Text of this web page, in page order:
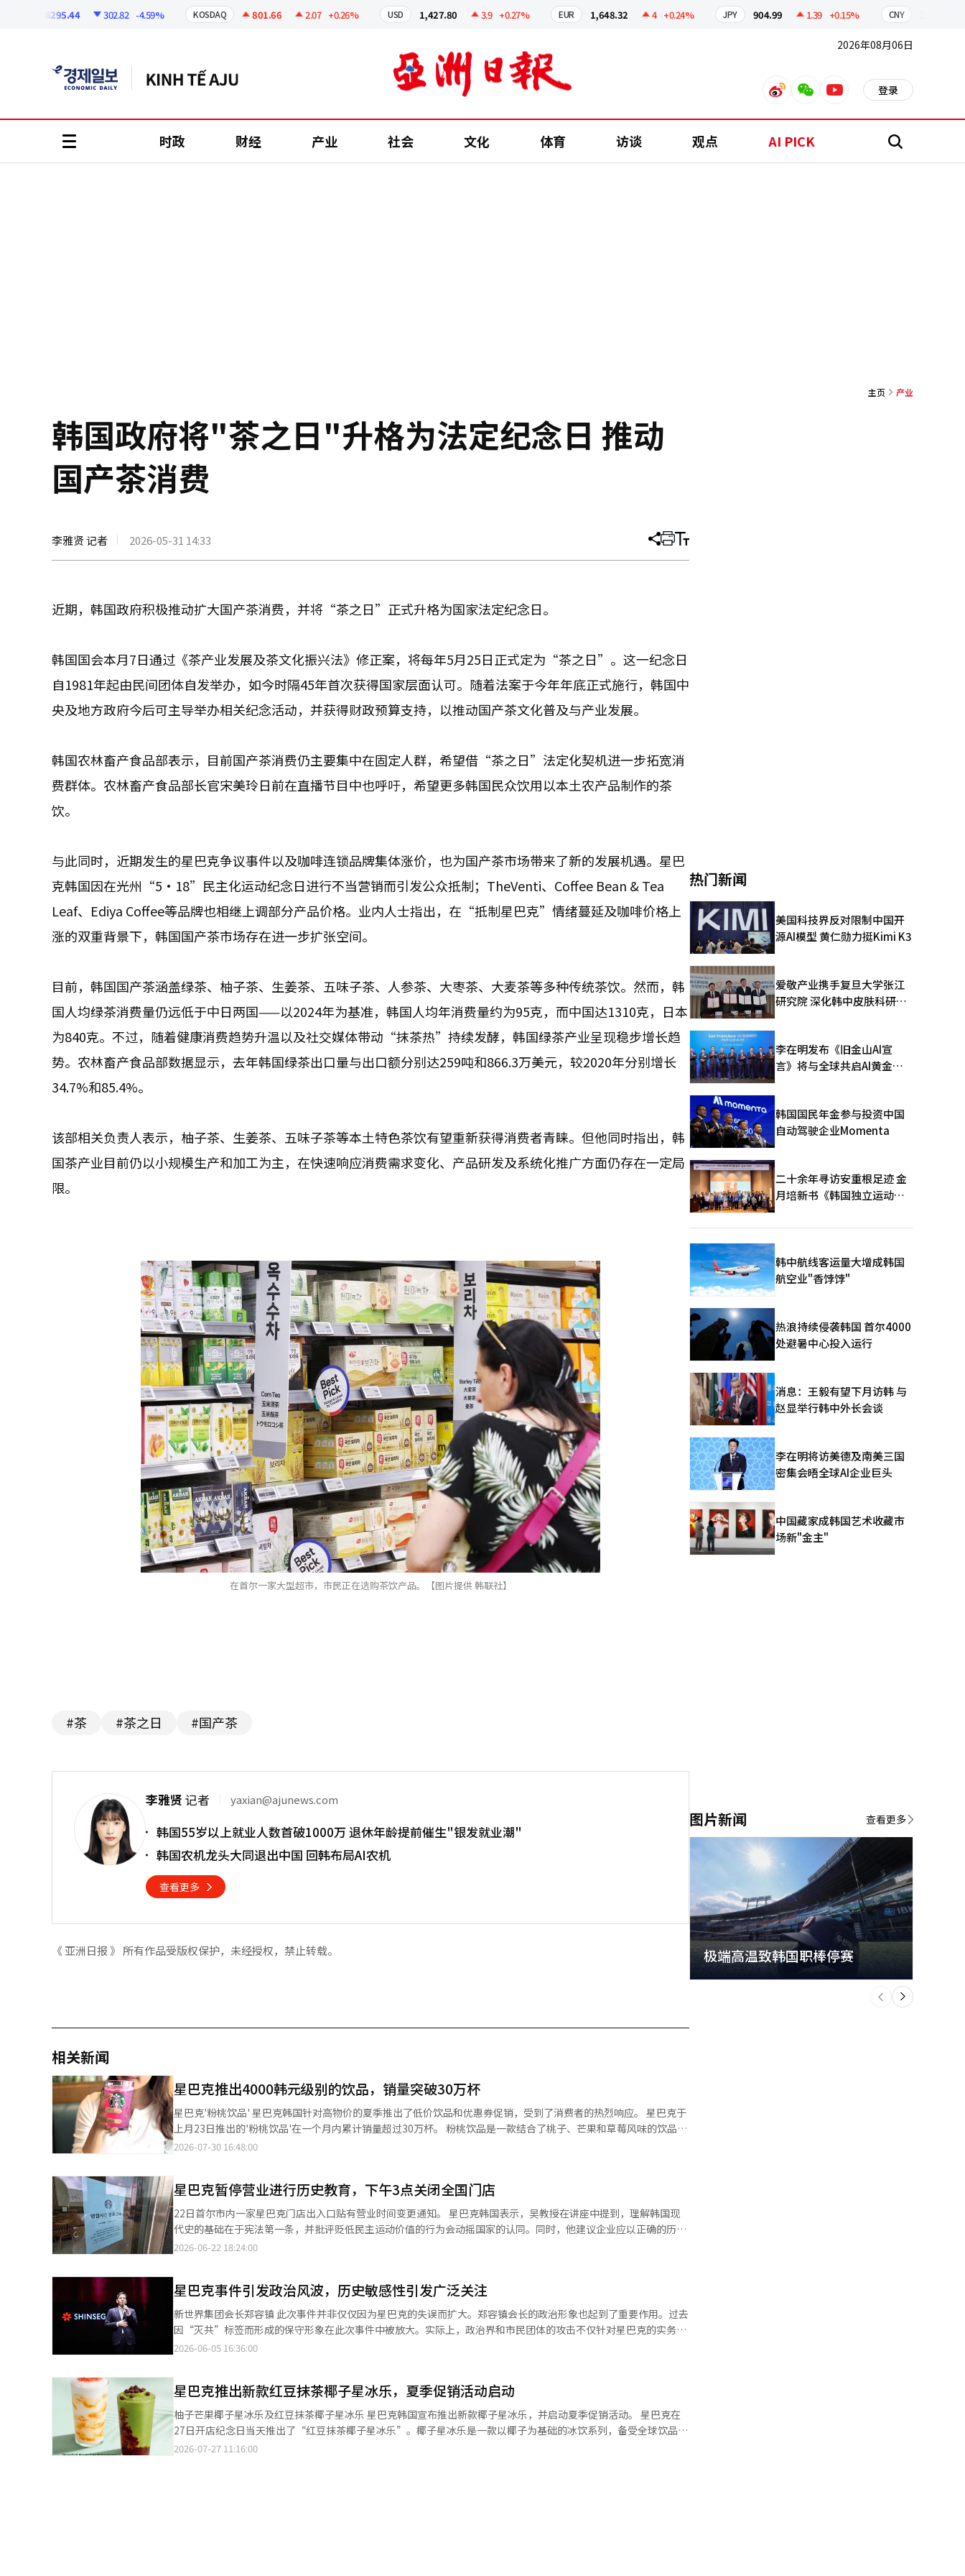
6295.44 302.82 -4.59% KOSDAQ 801.66 2.07 +0.26% USD 1,427.80 3.9 +0.27% EUR 1,648.32 +0.24% JPY 904.99 1.39 +0.15% CNY 211.50
2026年08月06日
weiboweixinyoutube 登录
时政 财经 产业 社会 文化 体育 访谈 观点 AI PICK 搜
主页 产业
韩国政府将"茶之日"升格为法定纪念日 推动
国产茶消费
李雅贤 记者 2026-05-31 14:33 分
文
打 调
大
近期，韩国政府积极推动扩大国产茶消费，并将“茶之日”正式升格为国家法定纪念日。
韩国国会本月7日通过《茶产业发展及茶文化振兴法》修正案，将每年5月25日正式定为“茶之日”。这一纪念日
自1981年起由民间团体自发举办，如今时隔45年首次获得国家层面认可。随着法案于今年年底正式施行，韩国中
央及地方政府今后可主导举办相关纪念活动，并获得财政预算支持，以推动国产茶文化普及与产业发展。
韩国农林畜产食品部表示，目前国产茶消费仍主要集中在固定人群，希望借“茶之日”法定化契机进一步拓宽消
费群体。农林畜产食品部长官宋美玲日前在直播节目中也呼吁，希望更多韩国民众饮用以本土农产品制作的茶
饮。
与此同时，近期发生的星巴克争议事件以及咖啡连锁品牌集体涨价，也为国产茶市场带来了新的发展机遇。星巴
克韩国因在光州“5·18”民主化运动纪念日进行不当营销而引发公众抵制；TheVenti、Coffee Bean & Tea
Leaf、Ediya Coffee等品牌也相继上调部分产品价格。业内人士指出，在“抵制星巴克”情绪蔓延及咖啡价格上
涨的双重背景下，韩国国产茶市场存在进一步扩张空间。
目前，韩国国产茶涵盖绿茶、柚子茶、生姜茶、五味子茶、人参茶、大枣茶、大麦茶等多种传统茶饮。然而，韩
国人均绿茶消费量仍远低于中日两国——以2024年为基准，韩国人均年消费量约为95克，而中国达1310克，日本
为840克。不过，随着健康消费趋势升温以及社交媒体带动“抹茶热”持续发酵，韩国绿茶产业呈现稳步增长趋
势。农林畜产食品部数据显示，去年韩国绿茶出口量与出口额分别达259吨和866.3万美元，较2020年分别增长
34.7%和85.4%。
该部相关负责人表示，柚子茶、生姜茶、五味子茶等本土特色茶饮有望重新获得消费者青睐。但他同时指出，韩
国茶产业目前仍以小规模生产和加工为主，在快速响应消费需求变化、产品研发及系统化推广方面仍存在一定局
限。
在首尔一家大型超市，市民正在选购茶饮产品。【图片提供 韩联社】
#茶 #茶之日 #国产茶
李雅贤 记者 yaxian@ajunews.com
韩国55岁以上就业人数首破1000万 退休年龄提前催生"银发就业潮"
韩国农机龙头大同退出中国 回韩布局AI农机
查看更多
《 亚洲日报 》 所有作品受版权保护，未经授权，禁止转载。
相关新闻
星巴克推出4000韩元级别的饮品，销量突破30万杯
星巴克'粉桃饮品' 星巴克韩国针对高物价的夏季推出了低价饮品和优惠券促销，受到了消费者的热烈响应。 星巴克于
上月23日推出的'粉桃饮品'在一个月内累计销量超过30万杯。 粉桃饮品是一款结合了桃子、芒果和草莓风味的饮品，
售价为4900韩元（以Tall尺寸为准），是目前星巴克销售的水果饮品中价格最低的。随后在27日，星巴克推出了添加
占40%，30岁以下占31%，2030岁人群的比例超过70%。从时间段来看，整体饮品销量的54%集中在下午2点到8点
之间。 与此同时，星巴克还推出了夏季优惠券活动。针对星巴克奖励会员，提供冰咖啡、美式咖啡、冰香草拿铁等一
杯（Tall）兑换券，以及食品30%折扣券。新会员在本月31日前注册，次日也可获得相同的优惠券，使用期限至8月
14日。 根据国家数据处的统计，上个月消费者物价指数同比上涨3.2%，创下自2023年12月以来的最高涨幅，达到了
30个月的最高水平。※ 本报道经人工智能（AI）系统翻译与编辑。
2026-07-30 16:48:00
星巴克暂停营业进行历史教育，下午3点关闭全国门店
22日首尔市内一家星巴克门店出入口贴有营业时间变更通知。 星巴克韩国表示，吴教授在讲座中提到，理解韩国现
代史的基础在于宪法第一条，并批评贬低民主运动价值的行为会动摇国家的认同。同时，他建议企业应以正确的历史
视角为基础，将人权与和平作为普遍价值的核心。具教授则强调，企业应跳出仅关注销售增长和速度竞争的旧框架，
活动都必须事先检查社会敏感度，并建立多层次的验证系统，以全面补强风险管理体系。 星巴克韩国的母公司新世界
集团也将进行相关培训。新世界集团会长郑容镇将在24日召开的总裁会议前，与主要子公司代表一起观看此次培训视
频。 此前，星巴克韩国因在上个月进行的保温杯促销中，使用了“坦克日”、“桌上啪！”等宣传语，戏谑了1980
年5·18民主运动和1987年朴钟哲烈士的酷刑致死事件，遭遇了激烈的批评与争议。※ 本报道经人工智能（AI）系统
翻译与编辑。
2026-06-22 18:24:00
星巴克事件引发政治风波，历史敏感性引发广泛关注
新世界集团会长郑容镇 此次事件并非仅仅因为星巴克的失误而扩大。郑容镇会长的政治形象也起到了重要作用。过去
因“灭共”标签而形成的保守形象在此次事件中被放大。实际上，政治界和市民团体的攻击不仅针对星巴克的实务团
队，更集中在郑会长个人身上。出现了“跪下道歉”、“彻底悔过”、“辞职”等要求。企业的营销失误在某一时刻
营对立严重的社会中，更是如此。然而，政治界也需要摆脱过度政治化历史问题的诱惑。若历史保护的名义变成政治
施压的竞争，民众的疲惫感必然加剧。追究企业责任与在选举阶段将其扩大为政治象征战争是截然不同的问题。当历
史问题成为阵营凝聚的素材反复消费时，最终历史本身也会被困于政治语言之中。更令人担忧的是，所有社会议题都
过于迅速地被吸收进阵营政治的现状。如今，连一杯咖啡品牌、一个广告语、企业家的社交媒体发言都迅速成为政治
解读的对象。企业开始比消费者更关注政治界的眼光，消费也逐渐变成政治选择。这种社会显然不健康。基本原则和
2026-06-05 16:36:00
星巴克推出新款红豆抹茶椰子星冰乐，夏季促销活动启动
柚子芒果椰子星冰乐及红豆抹茶椰子星冰乐 星巴克韩国宣布推出新款椰子星冰乐，并启动夏季促销活动。 星巴克在
27日开店纪念日当天推出了“红豆抹茶椰子星冰乐”。椰子星冰乐是一款以椰子为基础的冰饮系列，备受全球饮品市
场关注。 自2024年首次推出的代表性菜单“柚子芒果椰子星冰乐”，去年累计销售量已突破670万杯，成为星冰乐类
2026-07-27 11:16:00
热门新闻
美国科技界反对限制中国开
源AI模型 黄仁勋力挺Kimi K3
爱敬产业携手复旦大学张江
研究院 深化韩中皮肤科研合
李在明发布《旧金山AI宣
言》将与全球共启AI黄金时
韩国国民年金参与投资中国
自动驾驶企业Momenta
二十余年寻访安重根足迹 金
月培新书《韩国独立运动圣
版
韩中航线客运量大增成韩国
航空业"香饽饽"
热浪持续侵袭韩国 首尔4000
处避暑中心投入运行
消息：王毅有望下月访韩 与
赵显举行韩中外长会谈
李在明将访美德及南美三国
密集会晤全球AI企业巨头
中国藏家成韩国艺术收藏市
场新"金主"
图片新闻
极端高温致韩国职棒停赛
下
一
个
查看更多